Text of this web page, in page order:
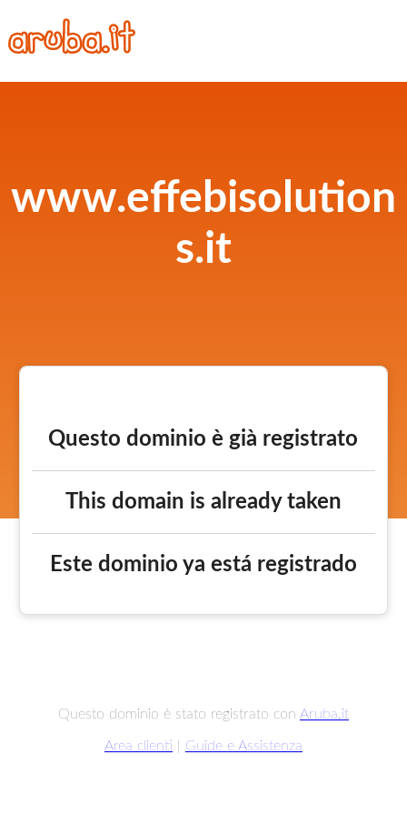
www.effebisolution
s.it
Questo dominio è già registrato
This domain is already taken
Este dominio ya está registrado
Questo dominio è stato registrato con Aruba.it
Area clienti Guide e Assistenza